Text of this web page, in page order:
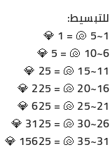
للتبسيط:
1~5 🐚 = 1 💎
6~10 🐚 = 5 💎
11~15 🐚 = 25 💎
16~20 🐚 = 225 💎
21~25 🐚 = 625 💎
26~30 🐚 = 3125 💎
31~35 🐚 = 15625 💎